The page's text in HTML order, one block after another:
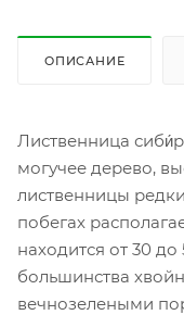
ОПИСАНИЕ
Лиственница
могучее дерево,
лиственницы
побегах
находится от 30
большинства
вечнозелеными